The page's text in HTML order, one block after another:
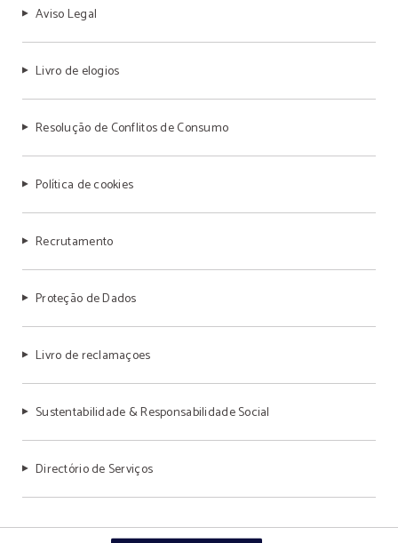
Aviso Legal
Livro de elogios
Resolução de Conflitos de Consumo
Política de cookies
Recrutamento
Proteção de Dados
Livro de reclamaçoes
Sustentabilidade & Responsabilidade Social
Directório de Serviços